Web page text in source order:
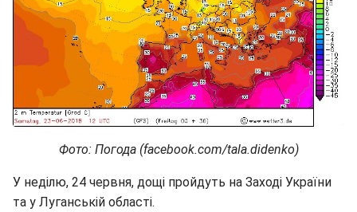
Фото: Погода (facebook.com/tala.didenko)
У неділю, 24 червня, дощі пройдуть на Заході України
та у Луганській області.